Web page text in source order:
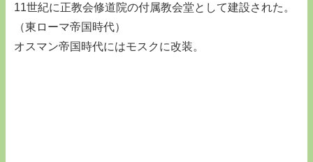
11世紀に正教会修道院の付属教会堂として建設された。
（東ローマ帝国時代）
オスマン帝国時代にはモスクに改装。